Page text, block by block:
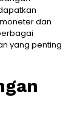
dan
yang penting